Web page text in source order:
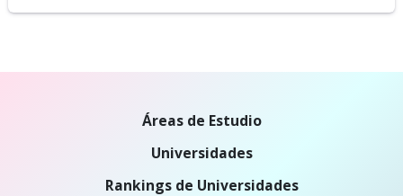
Áreas de Estudio
Universidades
Rankings de Universidades